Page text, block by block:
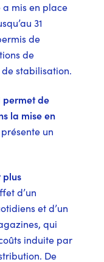
mis en place
31
de
de
stabilisation.
permet de
la mise en
un
plus
d’un
et d’un
qui
induite par
De